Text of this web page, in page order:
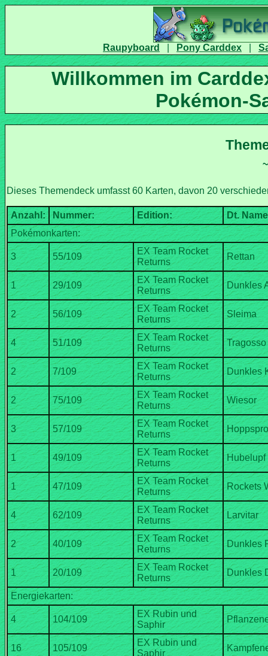
Willkommen im
EX Team Rocket
EX Team Rocket
EX Team Rocket
EX Team Rocket
EX Team Rocket
EX Team Rocket
EX Team Rocket
EX Team Rocket
EX Team Rocket
EX Team Rocket
EX Team Rocket
EX Team Rocket
EX Rubin und
EX Rubin und